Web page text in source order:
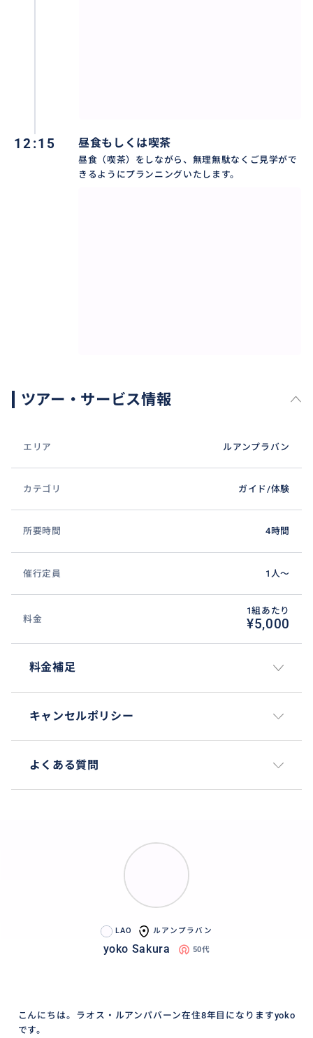
12:15 昼食もしくは喫茶
昼食（喫茶）をしながら、無理無駄なくご見学がで
きるようにプランニングいたします。
ツアー・サービス情報
エリア ルアンプラバン
カテゴリ ガイド/体験
所要時間 4時間
催行定員 1人〜
料金
1組あたり
¥5,000
料金補足
キャンセルポリシー
よくある質問
LAO ルアンプラバン
yoko Sakura 50代
こんにちは。ラオス・ルアンパバーン在住8年目になりますyoko
です。